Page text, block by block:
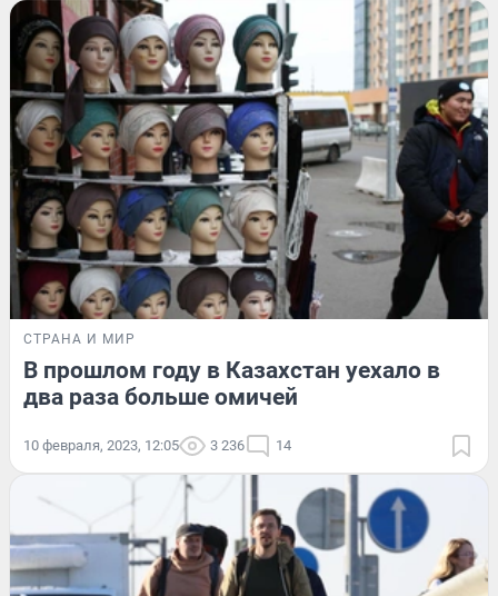
СТРАНА И МИР
В прошлом году в Казахстан уехало в
два раза больше омичей
10 февраля, 2023, 12:05 3 236 14